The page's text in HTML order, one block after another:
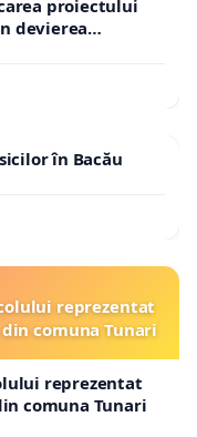
proiectului
devierea
în Bacău
reprezentat
comuna Tunari
reprezentat
comuna Tunari